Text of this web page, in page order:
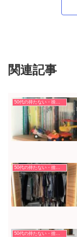
関連記事
50代の持たない・捨てない暮らし方
50代の持たない・捨てない暮らし方